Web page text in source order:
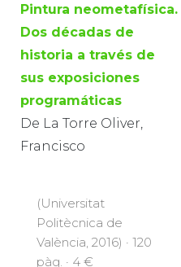
Pintura neometafísica.
Dos décadas de
historia a través de
sus exposiciones
programáticas
De La Torre Oliver,
Francisco
(Universitat
Politècnica de
València, 2016) · 120
pàg. · 4 €